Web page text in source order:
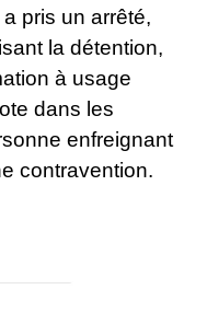
pris un arrêté,
la détention,
à usage
dans les
enfreignant
contravention.